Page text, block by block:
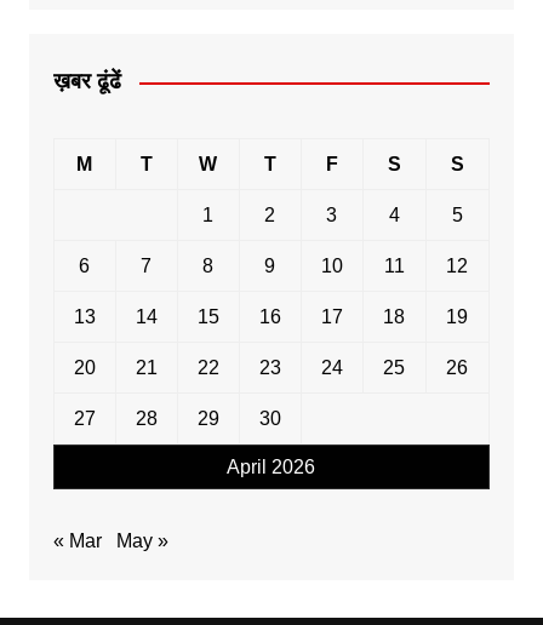
ख़बर ढूंढें
April 2026
M T W T F S S
1 2 3 4 5
6 7 8 9 10 11 12
13 14 15 16 17 18 19
20 21 22 23 24 25 26
27 28 29 30
« Mar May »